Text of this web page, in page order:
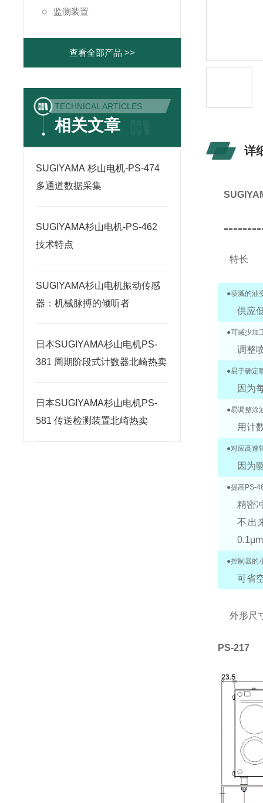
监测装置
查看全部产品 >>
TECHNICAL ARTICLES
相关文章
SUGIYAMA 杉山电机-PS-474
多通道数据采集
SUGIYAMA杉山电机-PS-462
技术特点
SUGIYAMA杉山电机振动传感
器：机械脉搏的倾听者
日本SUGIYAMA杉山电机PS-
381 周期阶段式计数器北崎热卖
日本SUGIYAMA杉山电机PS-
581 传送检测装置北崎热卖
详
特长
●喷溅的油
供应
●可减少加
调整
●易于确定
因为
●易调整涂
用计
●对应高速
因为
●提高PS-
精密
不出
●控制器的
可省
外形尺
PS-217